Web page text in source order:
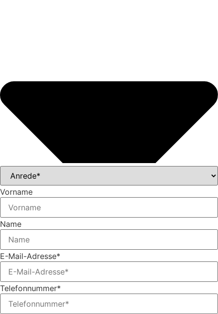
Vorname
Name
E-Mail-Adresse*
Telefonnummer*